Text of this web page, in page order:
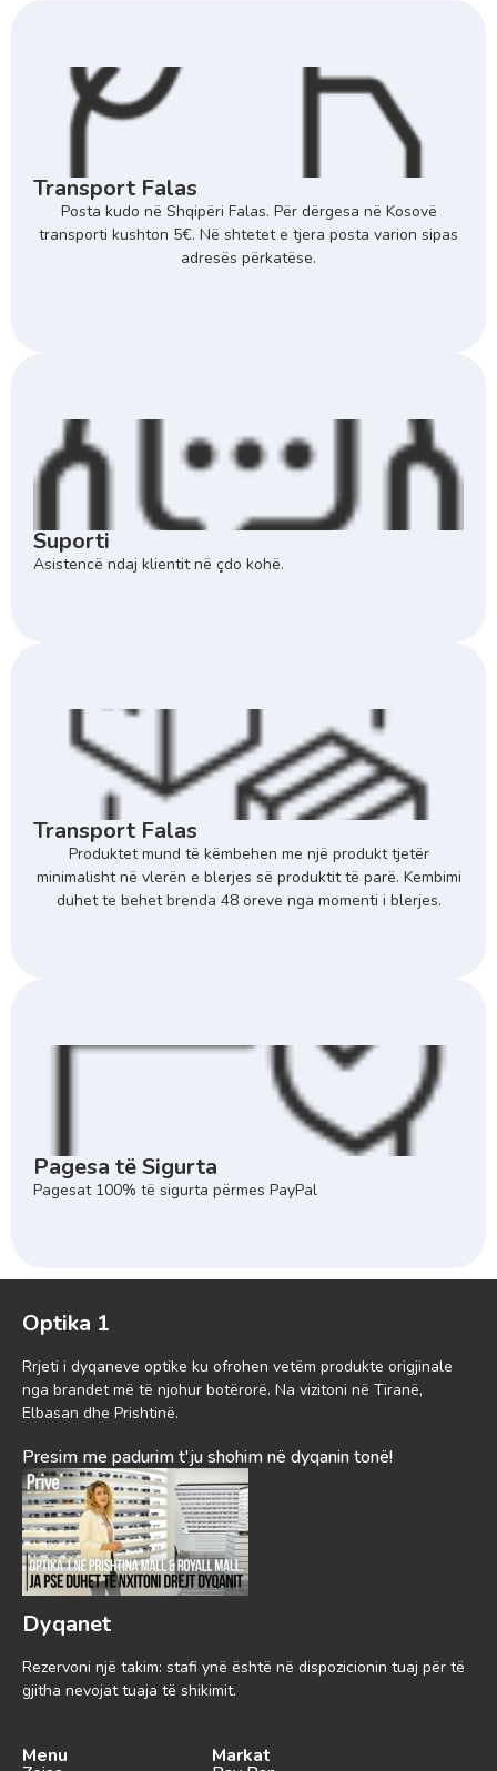
Transport Falas
Posta kudo në Shqipëri Falas. Për dërgesa në Kosovë
transporti kushton 5€. Në shtetet e tjera posta varion sipas
adresës përkatëse.
Suporti
Asistencë ndaj klientit në çdo kohë.
Transport Falas
Produktet mund të këmbehen me një produkt tjetër
minimalisht në vlerën e blerjes së produktit të parë. Kembimi
duhet te behet brenda 48 oreve nga momenti i blerjes.
Pagesa të Sigurta
Pagesat 100% të sigurta përmes PayPal
Optika 1
Rrjeti i dyqaneve optike ku ofrohen vetëm produkte origjinale
nga brandet më të njohur botërorë. Na vizitoni në Tiranë,
Elbasan dhe Prishtinë.
Presim me padurim t'ju shohim në dyqanin tonë!
Dyqanet
Rezervoni një takim: stafi ynë është në dispozicionin tuaj për të
gjitha nevojat tuaja të shikimit.
Menu Markat